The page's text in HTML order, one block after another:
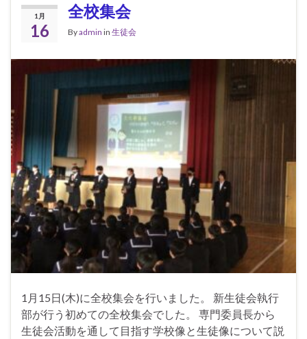
1月
16
全校集会
Byadmin in 生徒会
1月15日(木)に全校集会を行いました。 新生徒会執行
部が行う初めての全校集会でした。 専門委員長から
生徒会活動を通して目指す学校像と生徒像について説